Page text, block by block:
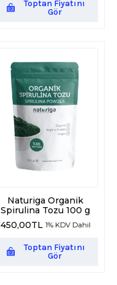
Toptan Fiyatını
Gör
Naturiga Organik
Spirulina Tozu 100 g
450,00TL 1% KDV Dahil
Toptan Fiyatını
Gör